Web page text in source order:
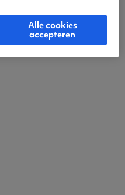
Alle cookies
accepteren